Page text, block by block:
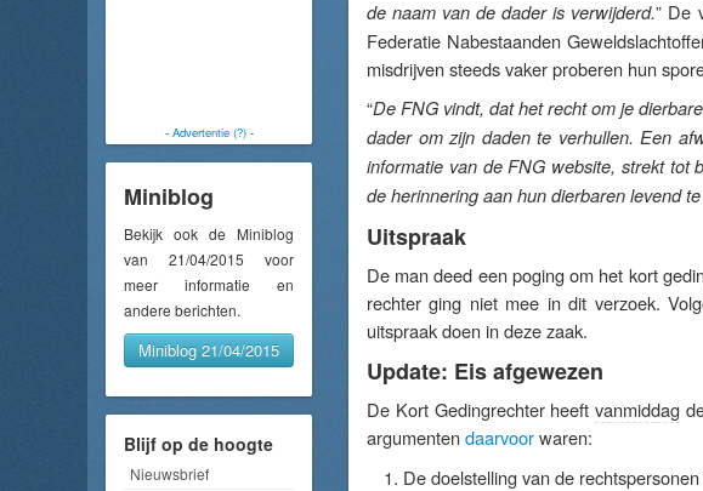
- Advertentie (?)-
Miniblog
Bekijk ook de Miniblog
van 21/04/2015 voor
meer informatie en
andere berichten.
Miniblog 21/04/2015
Blijf op de hoogte
Nieuwsbrief
de naam van de dader is verwijderd.” De
Federatie Nabestaanden
misdrijven steeds vaker proberen hun
“De FNG vindt, dat het recht om je
dader om zijn daden te verhullen. Een
informatie van de FNG website, strekt tot
de herinnering aan hun dierbaren levend
Uitspraak
De man deed een poging om het kort
rechter ging niet mee in dit verzoek.
uitspraak doen in deze zaak.
Update: Eis afgewezen
De Kort Gedingrechter heeftvanmiddag
argumenten daarvoorwaren:
De doelstelling van de